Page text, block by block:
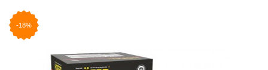
-18%